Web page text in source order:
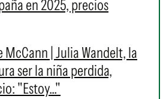
en 2025, precios
McCann | Julia Wandelt, la
ser la niña perdida,
"Estoy..."